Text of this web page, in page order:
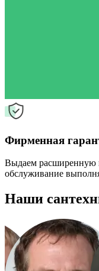
Фирменная
Выдаем расширенную
обслуживание
Наши